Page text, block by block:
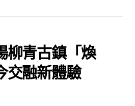
柳青古鎮「煥
交融新體驗